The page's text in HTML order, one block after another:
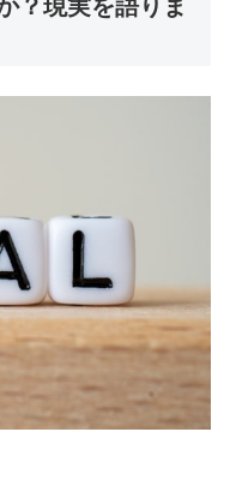
？現実を語りま